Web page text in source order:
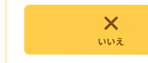
いいえ